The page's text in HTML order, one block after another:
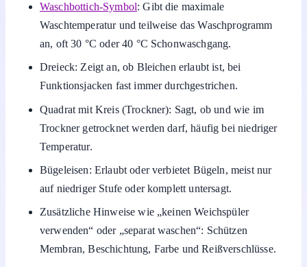
Waschbottich-Symbol: Gibt die maximale
Waschtemperatur und teilweise das Waschprogramm
an, oft 30 °C oder 40 °C Schonwaschgang.
Dreieck: Zeigt an, ob Bleichen erlaubt ist, bei
Funktionsjacken fast immer durchgestrichen.
Quadrat mit Kreis (Trockner): Sagt, ob und wie im
Trockner getrocknet werden darf, häufig bei niedriger
Temperatur.
Bügeleisen: Erlaubt oder verbietet Bügeln, meist nur
auf niedriger Stufe oder komplett untersagt.
Zusätzliche Hinweise wie „keinen Weichspüler
verwenden“ oder „separat waschen“: Schützen
Membran, Beschichtung, Farbe und Reißverschlüsse.